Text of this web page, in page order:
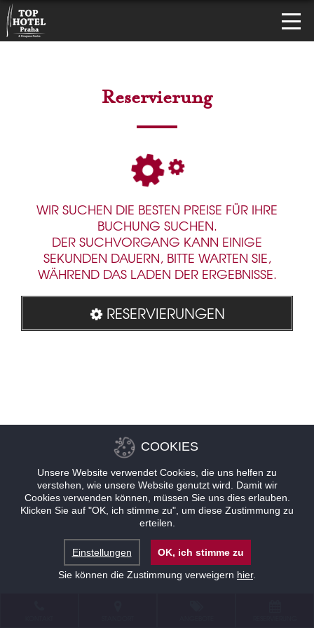
Reservierung
WIR SUCHEN DIE BESTEN PREISE FÜR IHRE
BUCHUNG SUCHEN.
DER SUCHVORGANG KANN EINIGE
SEKUNDEN DAUERN, BITTE WARTEN SIE,
WÄHREND DAS LADEN DER ERGEBNISSE.
RESERVIERUNGEN
COOKIES
Unsere Website verwendet Cookies, die uns helfen zu
verstehen, wie unsere Website genutzt wird. Damit wir
Cookies verwenden können, müssen Sie uns dies erlauben.
Klicken Sie auf "OK, ich stimme zu", um diese Zustimmung zu
erteilen.
Einstellungen
OK, ich stimme zu
Sie können die Zustimmung verweigern hier.